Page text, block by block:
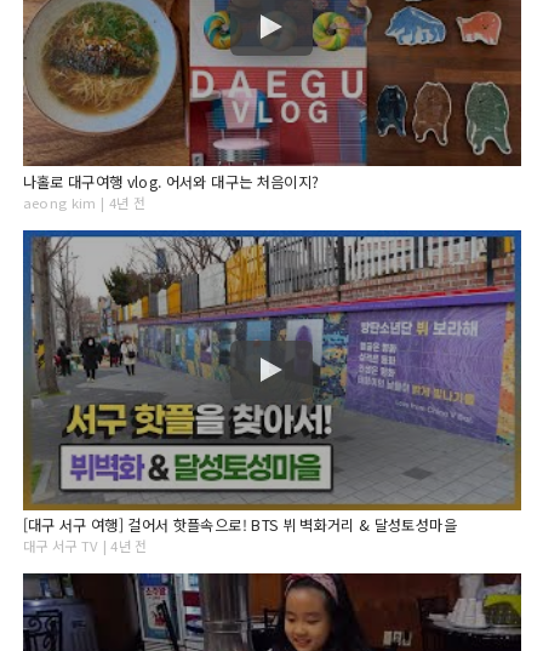
나홀로 대구여행 vlog. 어서와 대구는 처음이지?
aeong kim | 4년 전
[대구 서구 여행] 걸어서 핫플속으로! BTS 뷔 벽화거리 & 달성토성마을
대구 서구 TV | 4년 전